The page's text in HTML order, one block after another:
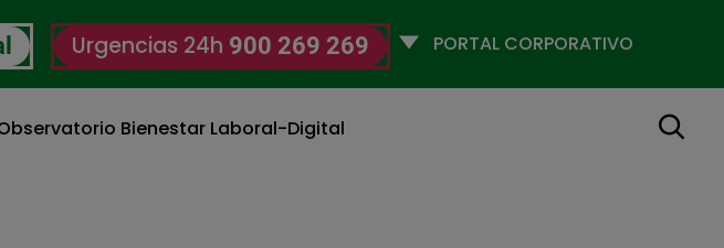
Urgencias 24h 900 269 269
Selecciona
Bienestar Laboral-Digital Buscar